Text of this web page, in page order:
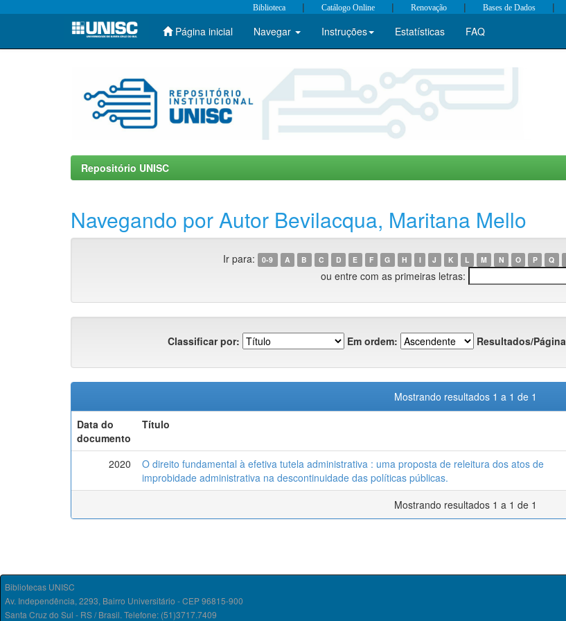
Skip
Biblioteca | Catálogo Online | Renovação | Bases de Dados |
Página inicial Navegar Instruções Estatísticas FAQ
Repositório UNISC
Navegando por Autor Bevilacqua, Maritana Mello
Ir para: 0-9 A B C D E F G H I J K L M N O P Q
ou entre com as primeiras letras:
Classificar por: Em ordem: Resultados/Página
Mostrando resultados 1 a 1 de 1
Data do
documento
Título
2020
O direito fundamental à efetiva tutela administrativa : uma proposta de releitura dos atos de
improbidade administrativa na descontinuidade das políticas públicas.
Mostrando resultados 1 a 1 de 1
Bibliotecas UNISC
Av. Independência, 2293, Bairro Universitário - CEP 96815-900
Santa Cruz do Sul - RS / Brasil. Telefone: (51)3717.7409